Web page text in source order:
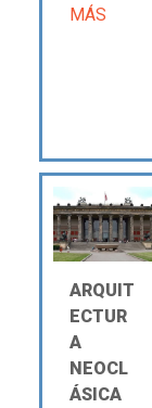
MÁS
ARQUIT
ECTUR
A
NEOCL
ÁSICA